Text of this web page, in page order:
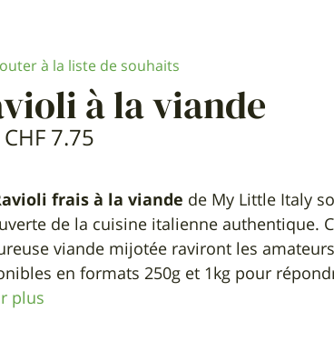
à la liste de souhaits
à la viande
CHF7.75
frais à la viande de My Little Italy
de la cuisine italienne authentique.
viande mijotée raviront les
en formats 250g et 1kg pour
plus